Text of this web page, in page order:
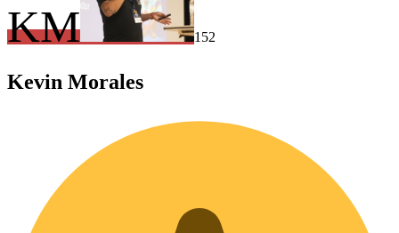
KM 152
Kevin Morales